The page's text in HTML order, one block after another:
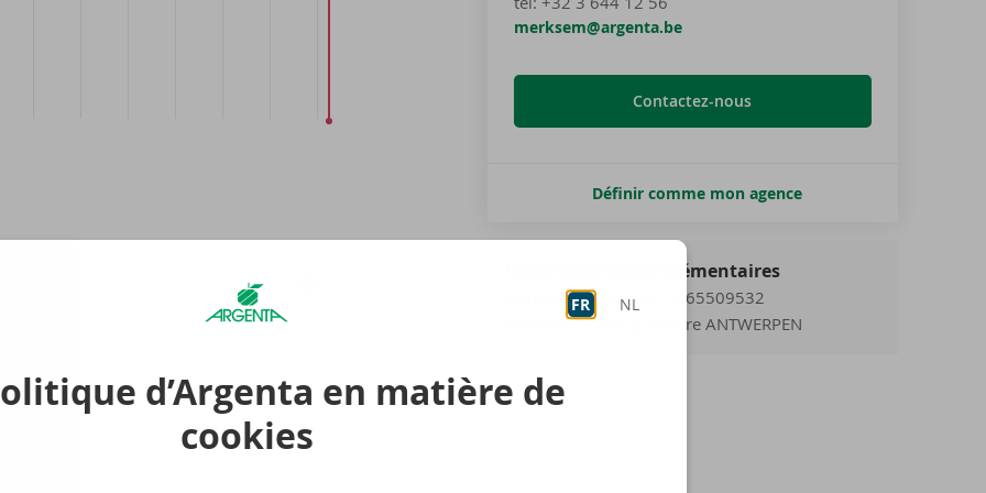
FR NL
d’Argenta en matière de
cookies
merksem@argenta.be
Contactez-nous
Définir comme mon agence
Informations complémentaires
Numéro d'entreprise 0465509532
Arrondissement judiciaire ANTWERPEN